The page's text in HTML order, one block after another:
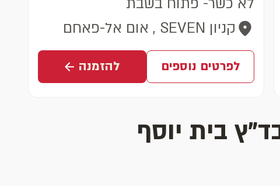
קניון SEVEN , אום אל-פאחם
לפרטים נוספים להזמנה
בית יוסף